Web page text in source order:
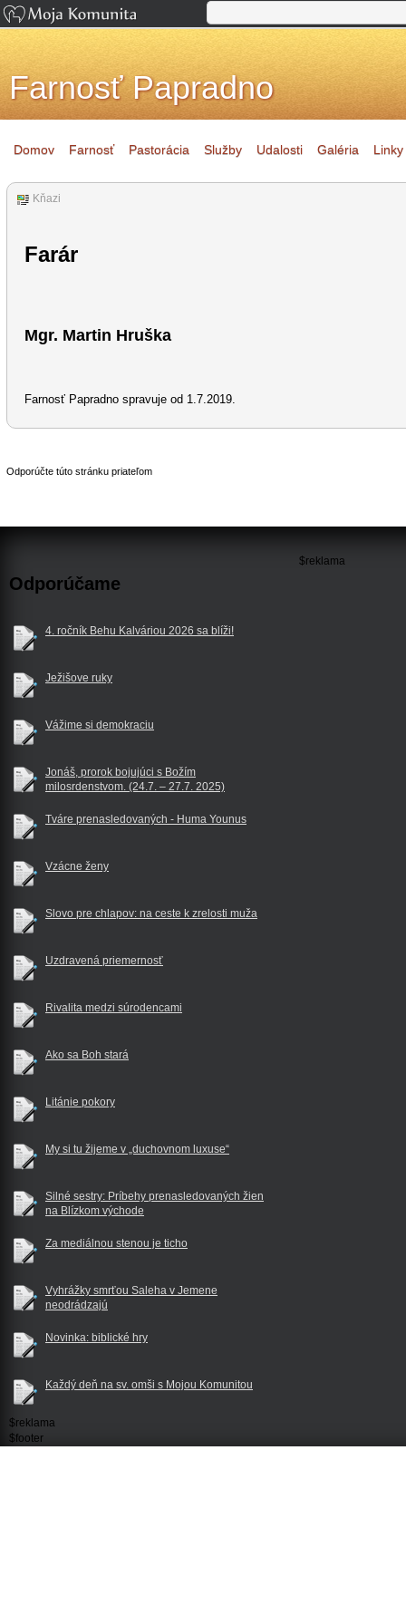
Farnosť Papradno
Domov Farnosť Pastorácia Služby Udalosti Galéria Linky
Kňazi
Farár
Mgr. Martin Hruška
Farnosť Papradno spravuje od 1.7.2019.
Odporúčte túto stránku priateľom
Odporúčame
4. ročník Behu Kalváriou 2026 sa blíži!
Ježišove ruky
Vážime si demokraciu
Jonáš, prorok bojujúci s Božím
milosrdenstvom. (24.7. – 27.7. 2025)
Tváre prenasledovaných - Huma Younus
Vzácne ženy
Slovo pre chlapov: na ceste k zrelosti muža
Uzdravená priemernosť
Rivalita medzi súrodencami
Ako sa Boh stará
Litánie pokory
My si tu žijeme v „duchovnom luxuse“
Silné sestry: Príbehy prenasledovaných žien
na Blízkom východe
Za mediálnou stenou je ticho
Vyhrážky smrťou Saleha v Jemene
neodrádzajú
Novinka: biblické hry
Každý deň na sv. omši s Mojou Komunitou
$reklama
$reklama
$footer